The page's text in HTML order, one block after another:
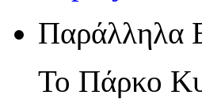
Παράλληλα
Το Πάρκο